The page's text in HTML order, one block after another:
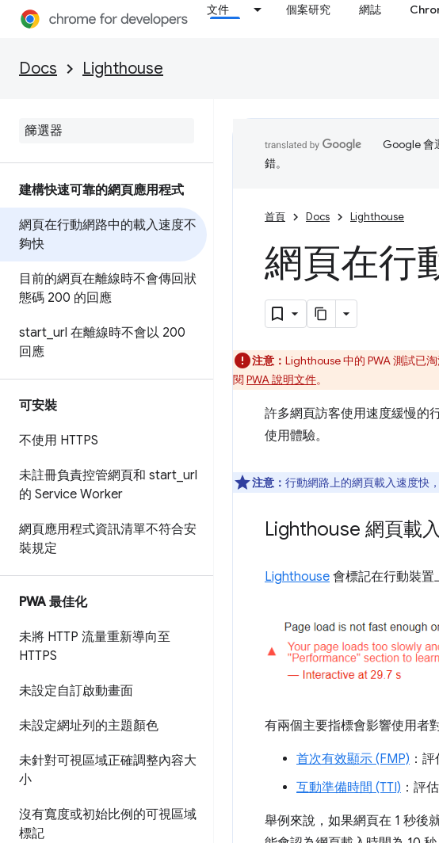
文件 個案研究 網誌
Docs Lighthouse
建構快速可靠的網頁應用程式
網頁在行動網路中的載入速度不
夠快
目前的網頁在離線時不會傳回狀
態碼 200 的回應
start url 在離線時不會以 200
回應
可安裝
不使用 HTTPS
未註冊負責控管網頁和 start url
的 Service Worker
網頁應用程式資訊清單不符合安
裝規定
PWA 最佳化
未將 HTTP 流量重新導向至
HTTPS
未設定自訂啟動畫面
未設定網址列的主題顏色
未針對可視區域正確調整內容大
小
沒有寬度或初始比例的可視區域
標記
Google 會
錯。
首頁 Docs Lighthouse
網頁在行
注意： Lighthouse 中的 PWA 測試已
閱 PWA 說明文件。
許多網頁訪客使用速度緩慢的
使用體驗。
注意： 行動網路上的網頁載入速度快
Lighthouse 網頁載
Lighthouse 會標記在行動裝置
有兩個主要指標會影響使用者
首次有效顯示 (FMP) ：
互動準備時間 (TTI) ：評
舉例來說，如果網頁在 1 秒後